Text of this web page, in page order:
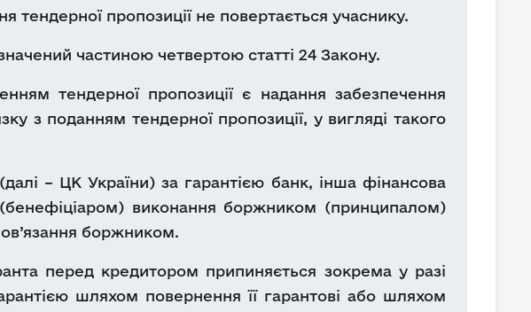
тендерної пропозиції не повертається учаснику.
частиною четвертою статті 24 Закону.
тендерної пропозиції є надання забезпечення
з поданням тендерної пропозиції, у вигляді такого
– ЦК України) за гарантією банк, інша фінансова
(бенефіціаром) виконання боржником (принципалом)
боржником.
перед кредитором припиняється зокрема у разі
шляхом повернення її гарантові або шляхом